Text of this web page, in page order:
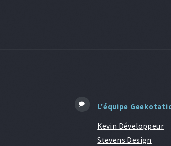
L'équipe
Kevin Développeur
Stevens Design